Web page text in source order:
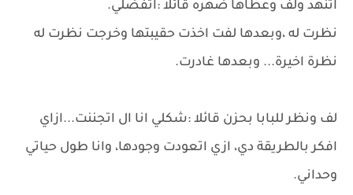
اتنهد ولف وعطاها ضهره قائلا :اتفضلي.
نظرت له ،وبعدها لفت اخذت حقيبتها وخرجت نظرت له
نظرة اخيرة... وبعدها غادرت.
لف ونظر للبابا بحزن قائلا :شكلي انا ال اتجننت...ازاي
افكر بالطريقة دي، ازي اتعودت وجودها، وانا طول حياتي
وحداني.